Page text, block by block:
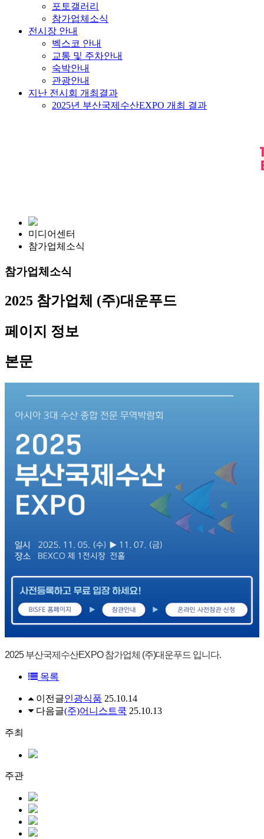
포토갤러리
참가업체소식
전시장 안내
벡스코 안내
교통 및 주차안내
숙박안내
관광안내
지난 전시회 개최결과
2025년 부산국제수산EXPO 개최 결과
미디어센터
참가업체소식
참가업체소식
2025 참가업체
(주)대운푸드
페이지 정보
본문
2025 부산국제수산EXPO 참가업체 (주)대운푸드 입니다.
목록
이전글인광식품 25.10.14
다음글(주)어니스트쿡 25.10.13
주최
주관